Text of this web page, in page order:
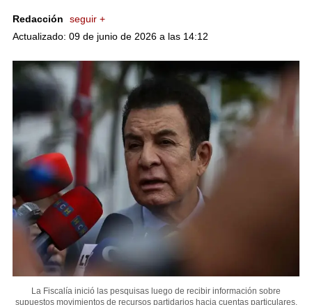
Redacción
seguir +
Actualizado: 09 de junio de 2026 a las 14:12
La Fiscalía inició las pesquisas luego de recibir información sobre
supuestos movimientos de recursos partidarios hacia cuentas particulares.